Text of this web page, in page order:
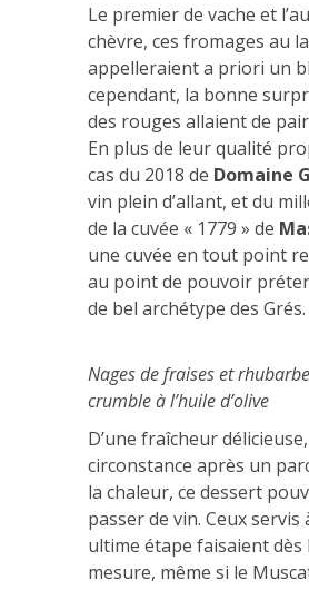
Le premier de vache et
chèvre, ces fromages au
appelleraient a priori un
cependant, la bonne
des rouges allaient de pair
En plus de leur qualité
cas du 2018 de Domaine
vin plein d’allant, et du
de la cuvée « 1779 » de
une cuvée en tout point
au point de pouvoir
de bel archétype des Grés.
Nages de fraises et
crumble à l’huile d’olive
D’une fraîcheur
circonstance après un
la chaleur, ce dessert
passer de vin. Ceux servis
ultime étape faisaient
mesure, même si le